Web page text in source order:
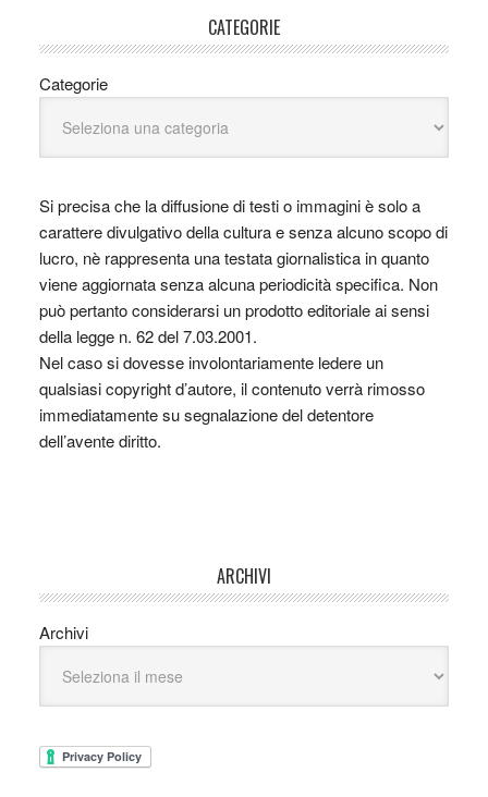
CATEGORIE
Categorie
Si precisa che la diffusione di testi o immagini è solo a
carattere divulgativo della cultura e senza alcuno scopo di
lucro, nè rappresenta una testata giornalistica in quanto
viene aggiornata senza alcuna periodicità specifica. Non
può pertanto considerarsi un prodotto editoriale ai sensi
della legge n. 62 del 7.03.2001.
Nel caso si dovesse involontariamente ledere un
qualsiasi copyright d’autore, il contenuto verrà rimosso
immediatamente su segnalazione del detentore
dell’avente diritto.
ARCHIVI
Archivi